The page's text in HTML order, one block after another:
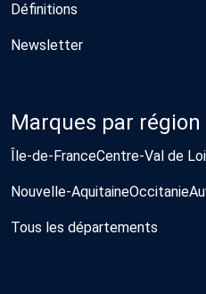
Définitions
Newsletter
Marques par région
Île-de-FranceCentre-Val de
Nouvelle-AquitaineOccitanie
Tous les départements